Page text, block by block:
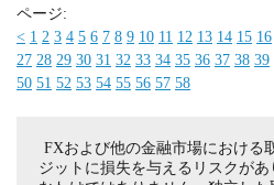
ページ:
< 1 2 3 4 5 6 7 8 9 10 11 12 13 14 15 16
27 28 29 30 31 32 33 34 35 36 37 38 39
50 51 52 53 54 55 56 57 58
FXおよび他の金融市場における
ジットに損失を与えるリスクが